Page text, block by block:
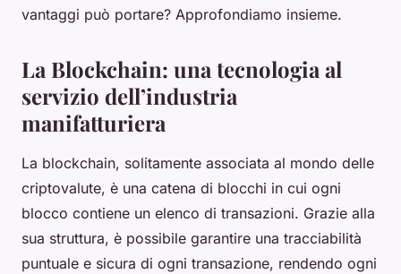
vantaggi può portare? Approfondiamo insieme.
La Blockchain: una tecnologia al
servizio dell’industria
manifatturiera
La blockchain, solitamente associata al mondo delle
criptovalute, è una catena di blocchi in cui ogni
blocco contiene un elenco di transazioni. Grazie alla
sua struttura, è possibile garantire una tracciabilità
puntuale e sicura di ogni transazione, rendendo ogni